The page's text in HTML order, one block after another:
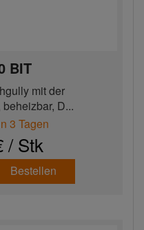
BIT
mit der
D...
3 Tagen
/ Stk
Bestellen